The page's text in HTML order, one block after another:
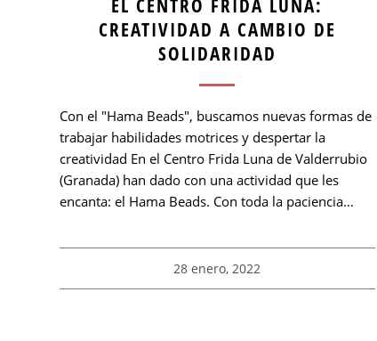
EL CENTRO FRIDA LUNA:
CREATIVIDAD A CAMBIO DE
SOLIDARIDAD
Con el "Hama Beads", buscamos nuevas formas de
trabajar habilidades motrices y despertar la
creatividad En el Centro Frida Luna de Valderrubio
(Granada) han dado con una actividad que les
encanta: el Hama Beads. Con toda la paciencia…
28 enero, 2022